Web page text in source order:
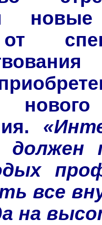
все
на